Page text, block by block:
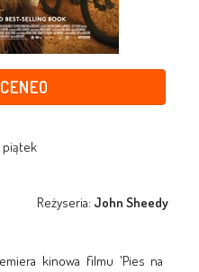
piątek
Reżyseria: John Sheedy
kinowa filmu 'Pies na